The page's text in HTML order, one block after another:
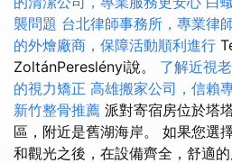
襲問題 台北律師事務所，專業律
的外燴廠商，保障活動順利進行
ZoltánPereslényi說。 了解近視
的視力矯正 高雄搬家公司，信賴
新竹整骨推薦 派對寄宿房位於塔
區，附近是舊湖海岸。 如果您選
和觀光之後，在設備齊全，舒適